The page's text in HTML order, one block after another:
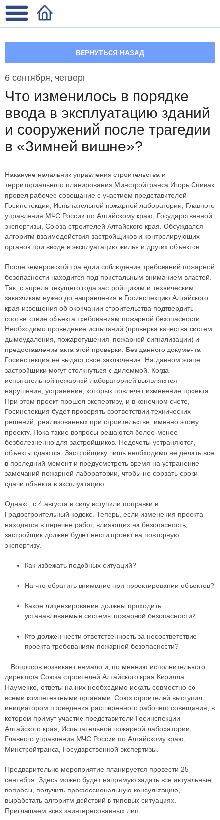
ВЕРНУТЬСЯ НАЗАД
6 сентября, четверг
Что изменилось в порядке
ввода в эксплуатацию зданий
и сооружений после трагедии
в «Зимней вишне»?
Накануне начальник управления строительства и
территориального планирования Минстройтранса Игорь Спивак
провел рабочее совещание с участием представителей
Госинспекции, Испытательной пожарной лаборатории, Главного
управления МЧС России по Алтайскому краю, Государственной
экспертизы, Союза строителей Алтайского края. Обсуждался
алгоритм взаимодействия застройщиков и контролирующих
органов при вводе в эксплуатацию жилья и других объектов.
После кемеровской трагедии соблюдение требований пожарной
безопасности находится под пристальным вниманием властей.
Так, с апреля текущего года застройщикам и техническим
заказчикам нужно до направления в Госинспекцию Алтайского
края извещения об окончании строительства подтвердить
соответствие объекта требованиям пожарной безопасности.
Необходимо проведение испытаний (проверка качества систем
дымоудаления, пожаротушения, пожарной сигнализации) и
предоставление акта этой проверки. Без данного документа
Госинспекция не выдаст свое заключение. На данном этапе
застройщики могут столкнуться с дилеммой. Когда
испытательной пожарной лабораторией выявляются
нарушения, устранение, которых повлечет изменение проекта.
При этом проект прошел экспертизу, и в конечном счете,
Госинспекция будет проверять соответствии технических
решений, реализованных при строительстве, именно этому
проекту. Пока такие вопросы решаются более-менее
безболезненно для застройщиков. Недочеты устраняются,
объекты сдаются. Застройщику лишь необходимо не делать все
в последний момент и предусмотреть время на устранение
замечаний пожарной лаборатории, чтобы не сорвать сроки
сдачи объекта в эксплуатацию.
Однако, с 4 августа в силу вступили поправки в
Градостроительный кодекс. Теперь, если изменения проекта
находятся в перечне работ, влияющих на безопасность,
застройщик должен будет нести проект на повторную
экспертизу.
Как избежать подобных ситуаций?
На что обратить внимание при проектировании объектов?
Какое лицензирование должны проходить
устанавливаемые системы пожарной безопасности?
Кто должен нести ответственность за несоответствие
проекта требованиям пожарной безопасности?
Вопросов возникает немало и, по мнению исполнительного
директора Союза строителей Алтайского края Кирилла
Науменко, ответы на них необходимо искать совместно со
всеми компетентными органами. Союз строителей выступил
инициатором проведения расширенного рабочего совещания, в
котором примут участие представители Госинспекции
Алтайского края, Испытательной пожарной лаборатории,
Главного управления МЧС России по Алтайскому краю,
Минстройтранса, Государственной экспертизы.
Предварительно мероприятие планируется провести 25
сентября. Здесь можно будет напрямую задать все актуальные
вопросы, получить профессиональную консультацию,
выработать алгоритм действий в типовых ситуациях.
Приглашаем всех заинтересованных лиц.